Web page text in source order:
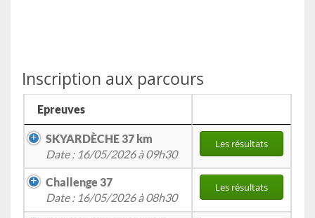
Inscription aux parcours
Epreuves
SKYARDÈCHE 37 km
Date : 16/05/2026 à 09h30
Les résultats
Challenge 37
Date : 16/05/2026 à 08h30
Les résultats